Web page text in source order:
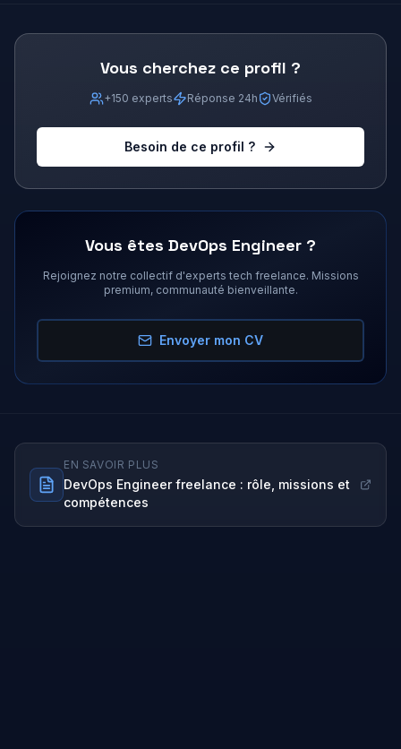
Vous cherchez ce profil ?
+150 experts Réponse 24h Vérifiés
Besoin de ce profil ?
Vous êtes DevOps Engineer ?
Rejoignez notre collectif d'experts tech freelance. Missions
premium, communauté bienveillante.
Envoyer mon CV
EN SAVOIR PLUS
DevOps Engineerfreelance : rôle, missions et
compétences